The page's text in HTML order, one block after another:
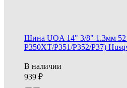
Шина UOA 14" 3/8" 1.3мм 52
Р350ХТ/P351/P352/P37)
В наличии
939